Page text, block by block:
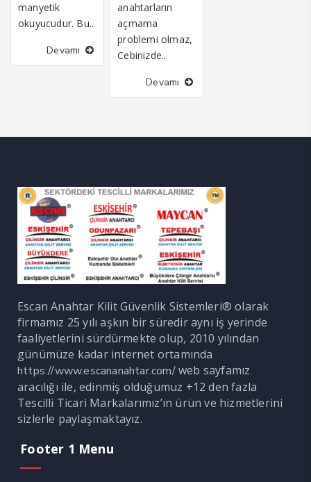
manyetik
okuyucudur. Bu..
Devamı
anahtarların
açmama
problemi olmaz,
Cebinizde..
Devamı
Escan Anahtar Kilit Güvenlik Sistemleri® olarak
firmamız 25 yılı aşkın bir süredir aynı iş yerinde
faaliyetlerini sürdürmekte olup, 2010 yılından
günümüze kadar internet ortamında
https://www.escananahtar.com/web sayfamız
aracılığı ile, edinmiş olduğumuz +12 den fazla
Tescilli Ticari Markalarımız’ın ürün ve hizmetlerini
sizlerle paylaşmaktayız.
Footer 1 Menu